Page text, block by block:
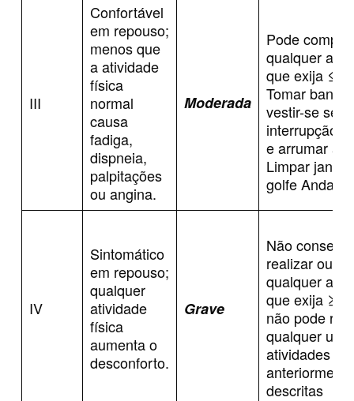
III
Confortável
em repouso;
menos que
a atividade
física
normal
causa
fadiga,
dispneia,
palpitações
ou angina.
Moderada
Pode
qualquer
que exija ≤ 2
Tomar banho
vestir-se sem
e arrumar a
Limpar
golfe Andar
IV
Sintomático
em repouso;
qualquer
atividade
física
aumenta o
desconforto.
Grave
Não
realizar ou
qualquer
que exija ≥ 2
não pode
qualquer
atividades
anteriormente
descritas